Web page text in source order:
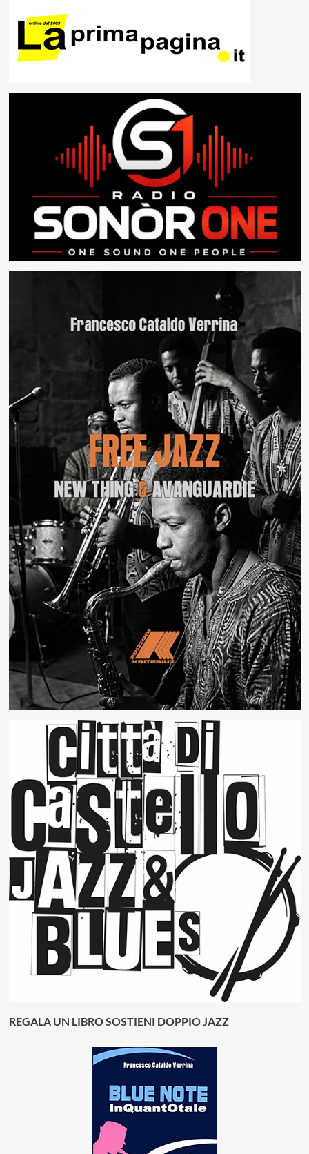
REGALA UN LIBRO SOSTIENI DOPPIO JAZZ